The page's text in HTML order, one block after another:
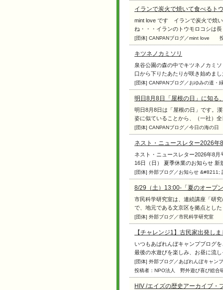
イランで炭火で焼いて食べるト
mint love です イランで炭火で焼
ね・・・イランのトウモロコシは
[団体] CANPANブログ／mint love
キツネノカミソリ
泉谷公園の森の中でキツネノカミ
口から下りたあたりが咲き始めま
[団体] CANPANブログ／おゆみの道・
明日8月8日「屋根の日」に知る
明日8月8日は「屋根の日」です。
姿に似ていることから、（一社）
[団体] CANPANブログ／今日の海の日
ネスト・ニュースレター2026年
ネスト・ニュースレター2026年8
16日（日） 夏季休業のお知らせ 新
[団体] 外部ブログ／お知らせ &#8211;
8/29（土）13:00-「夏のオープ
市民科学研究室は、連続講座「研
で、地元である文京区を拠点とし
[団体] 外部ブログ／市民科学研究室
【チャレンジ1】古民家出発し
いつもあばれんぼキャンプブログ
最後の水遊びを楽しみ、お昼に流
[団体] 外部ブログ／あばれんぼキャン
投稿者：NPO法人 野外遊び喜び総合
HIV /エイズの歴史アーカイブ・